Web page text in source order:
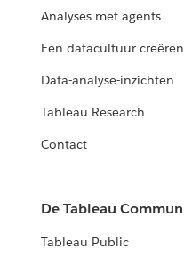
Analyses met agents
Een datacultuur creëren
Data-analyse-inzichten
Tableau Research
Contact
De Tableau
Tableau Public